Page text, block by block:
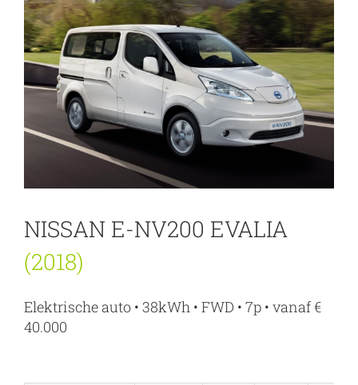
NISSAN E-NV200 EVALIA
(2018)
Elektrische auto • 38kWh • FWD • 7p • vanaf €
40.000